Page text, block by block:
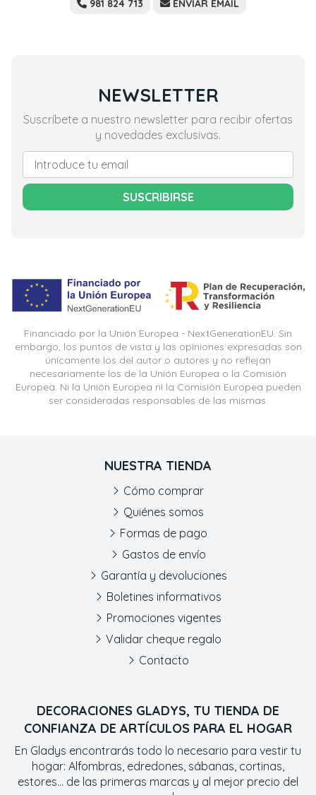
981 824 713 ENVIAR EMAIL
NEWSLETTER
Suscríbete a nuestro newsletter para recibir ofertas
y novedades exclusivas.
SUSCRIBIRSE
Financiado por la Unión Europea - NextGenerationEU. Sin
embargo, los puntos de vista y las opiniones expresadas son
únicamente los del autor o autores y no reflejan
necesariamente los de la Unión Europea o la Comisión
Europea. Ni la Unión Europea ni la Comisión Europea pueden
ser consideradas responsables de las mismas.
DECORACIONES GLADYS, TU TIENDA DE
CONFIANZA DE ARTÍCULOS PARA EL HOGAR
En Gladys encontrarás todo lo necesario para vestir tu
hogar: Alfombras, edredones, sábanas, cortinas,
estores... de las primeras marcas y al mejor precio del
NUESTRA TIENDA
Cómo comprar
Quiénes somos
Formas de pago
Gastos de envío
Garantía y devoluciones
Boletines informativos
Promociones vigentes
Validar cheque regalo
Contacto